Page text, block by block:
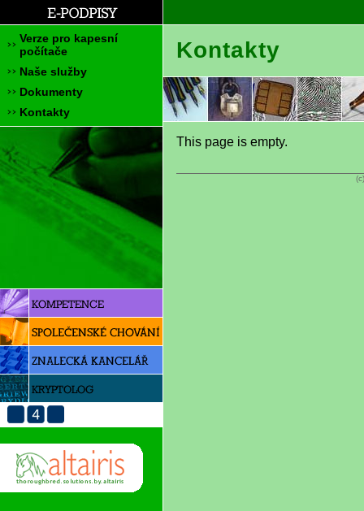
Kontakty
This page is empty.
Verze pro kapesní
počítače
Naše služby
Dokumenty
Kontakty